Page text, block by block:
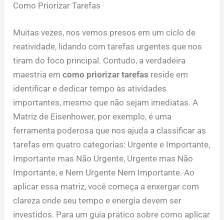
Como Priorizar Tarefas
Muitas vezes, nos vemos presos em um ciclo de
reatividade, lidando com tarefas urgentes que nos
tiram do foco principal. Contudo, a verdadeira
maestria emcomo priorizar tarefas reside em
identificar e dedicar tempo às atividades
importantes, mesmo que não sejam imediatas. A
Matriz de Eisenhower, por exemplo, é uma
ferramenta poderosa que nos ajuda a classificar as
tarefas em quatro categorias: Urgente e Importante,
Importante mas Não Urgente, Urgente mas Não
Importante, e Nem Urgente Nem Importante. Ao
aplicar essa matriz, você começa a enxergar com
clareza onde seu tempo e energia devem ser
investidos. Para um guia prático sobre como aplicar